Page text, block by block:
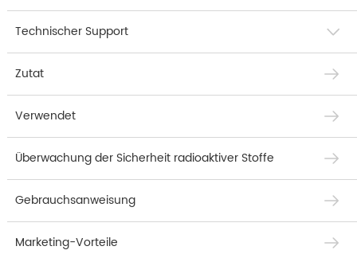
Technischer Support
Zutat
Verwendet
Überwachung der Sicherheit radioaktiver Stoffe
Gebrauchsanweisung
Marketing-Vorteile